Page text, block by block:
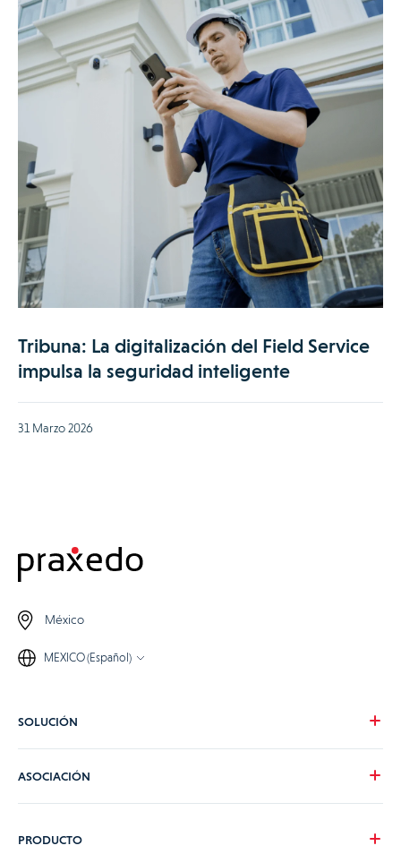
Tribuna: La digitalización del Field Service
impulsa la seguridad inteligente
31 Marzo 2026
México
MEXICO (Español)
SOLUCIÓN
Tarifas
ASOCIACIÓN
PRODUCTO